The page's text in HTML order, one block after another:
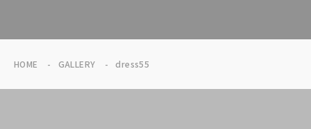
HOME GALLERY dress55